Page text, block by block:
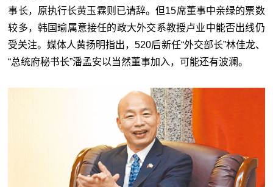
事长，原执行长黄玉霖则已请辞。但15席董事中亲绿的票数
较多，韩国瑜属意接任的政大外交系教授卢业中能否出线仍
受关注。媒体人黄扬明指出，520后新任“外交部长”林佳龙、
“总统府秘书长”潘孟安以当然董事加入，可能还有波澜。